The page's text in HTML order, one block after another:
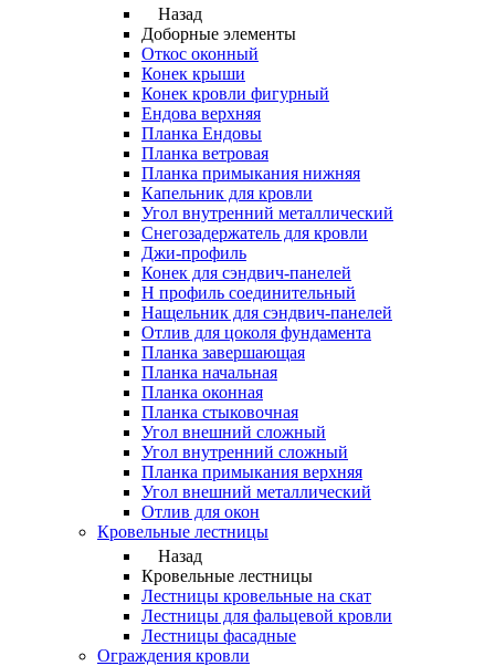
Назад
Доборные элементы
Откос оконный
Конек крыши
Конек кровли фигурный
Ендова верхняя
Планка Ендовы
Планка ветровая
Планка примыкания нижняя
Капельник для кровли
Угол внутренний металлический
Снегозадержатель для кровли
Джи-профиль
Конек для сэндвич-панелей
Н профиль соединительный
Нащельник для сэндвич-панелей
Отлив для цоколя фундамента
Планка завершающая
Планка начальная
Планка оконная
Планка стыковочная
Угол внешний сложный
Угол внутренний сложный
Планка примыкания верхняя
Угол внешний металлический
Отлив для окон
Кровельные лестницы
Назад
Кровельные лестницы
Лестницы кровельные на скат
Лестницы для фальцевой кровли
Лестницы фасадные
Ограждения кровли